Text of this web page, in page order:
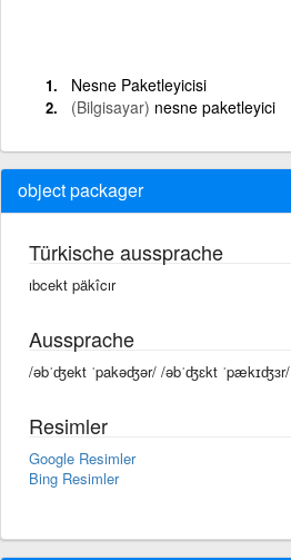
Nesne Paketleyicisi
(Bilgisayar) nesne paketleyici
object packager
Türkische aussprache
ıbcekt päkîcır
Aussprache
/əbˈʤekt ˈpakəʤər/ /əbˈʤɛkt ˈpækɪʤɜr/
Resimler
Google Resimler
Bing Resimler